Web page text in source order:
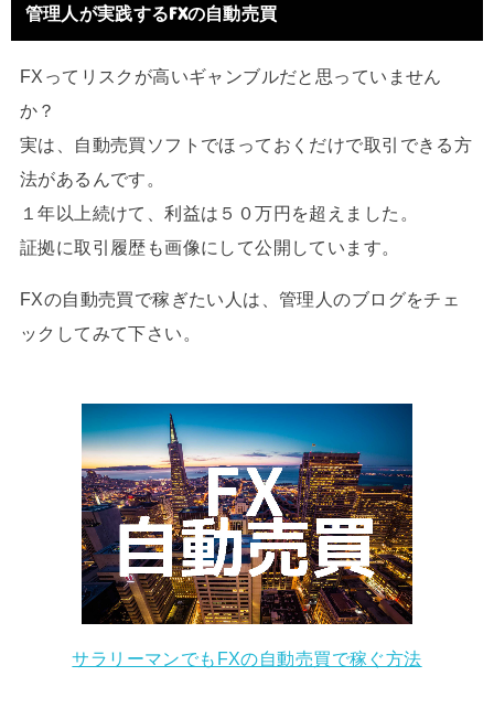
管理人が実践するFXの自動売買
FXってリスクが高いギャンブルだと思っていません
か？
実は、自動売買ソフトでほっておくだけで取引できる方
法があるんです。
１年以上続けて、利益は５０万円を超えました。
証拠に取引履歴も画像にして公開しています。
FXの自動売買で稼ぎたい人は、管理人のブログをチェ
ックしてみて下さい。
サラリーマンでもFXの自動売買で稼ぐ方法